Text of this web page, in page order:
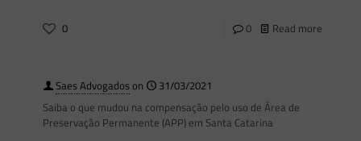
0 0 Read more
Saes Advogadoson
31/03/2021
Saiba o que mudou na compensação pelo uso de Área de
Preservação Permanente (APP) em Santa Catarina